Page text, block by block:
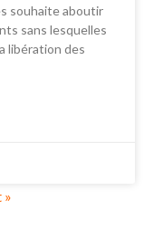
souhaite aboutir
sans lesquelles
libération des
»